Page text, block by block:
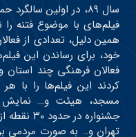
سال ۸۹، در اولین
فیلم‌های با موضوع فتنه را
همین دلیل، تعدادی از
خود، برای رساندن این
فعالان فرهنگی چند استان
کردند این فیلم‌ها را با
مسجد، هیئت و… نمایش
جشنواره